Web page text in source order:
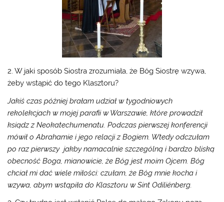
2. W jaki sposób Siostra zrozumiała, że Bóg Siostrę wzywa,
żeby wstąpić do tego Klasztoru?
Jakiś czas później brałam udział w tygodniowych
rekolekcjach w mojej parafii w Warszawie, które prowadził
ksiądz z Neokatechumenatu. Podczas pierwszej konferencji
mówił o Abrahamie i jego relacji z Bogiem. Wtedy odczułam
po raz pierwszy jakby namacalnie szczególną i bardzo bliską
obecność Boga, mianowicie, że Bóg jest moim Ojcem. Bóg
chciał mi dać wiele miłości: czułam, że Bóg mnie kocha i
wzywa, abym wstąpiła do Klasztoru w Sint Odiliënberg.